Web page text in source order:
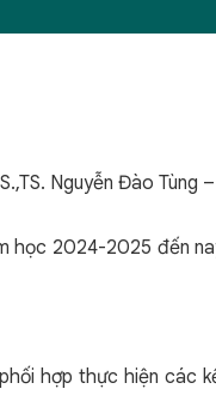
Nguyễn Đào Tùng
2024-2025 đến
hợp thực hiện các